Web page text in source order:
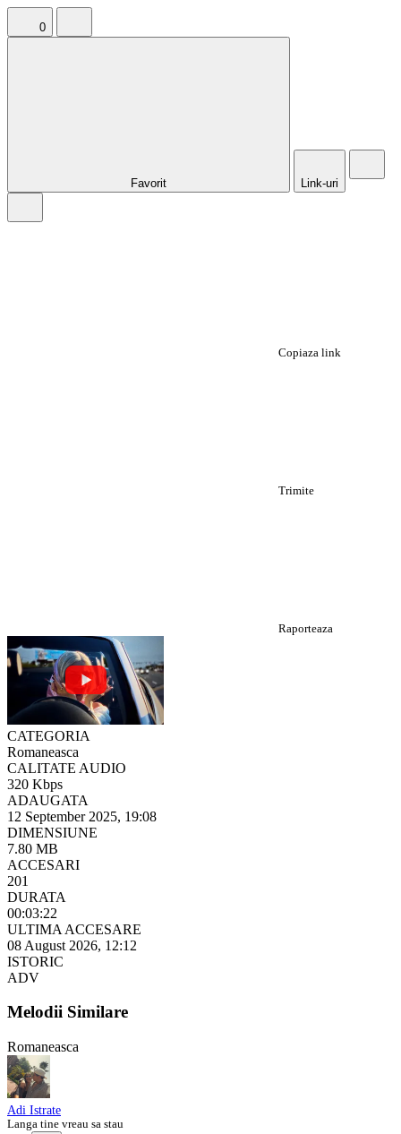
0
Favorit Link-uri
Copiaza link
Trimite
Raporteaza
CATEGORIA
Romaneasca
CALITATE AUDIO
320 Kbps
ADAUGATA
12 September 2025, 19:08
DIMENSIUNE
7.80 MB
ACCESARI
201
DURATA
00:03:22
ULTIMA ACCESARE
08 August 2026, 12:12
ISTORIC
ADV
Melodii Similare
Romaneasca
Adi Istrate
Langa tine vreau sa stau